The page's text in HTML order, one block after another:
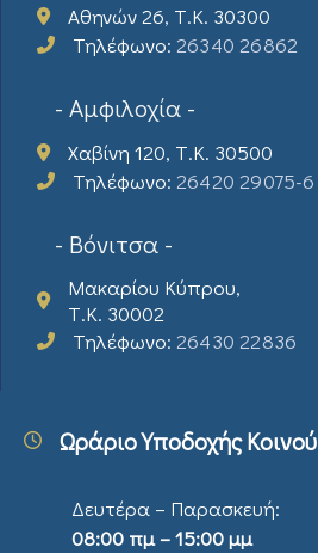
Αθηνών 26, Τ.Κ. 30300
Τηλέφωνο: 26340 26862
- Αμφιλοχία -
Χαβίνη 120, Τ.Κ. 30500
Τηλέφωνο: 26420 29075-6
- Βόνιτσα -
Μακαρίου Κύπρου,
Τ.Κ. 30002
Τηλέφωνο: 26430 22836
Ωράριο Υποδοχής Κοινού
Δευτέρα – Παρασκευή:
08:00 πμ – 15:00 μμ